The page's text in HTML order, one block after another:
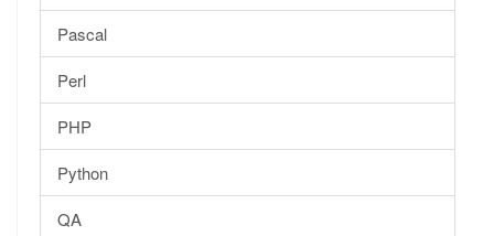
Pascal
Perl
PHP
Python
QA